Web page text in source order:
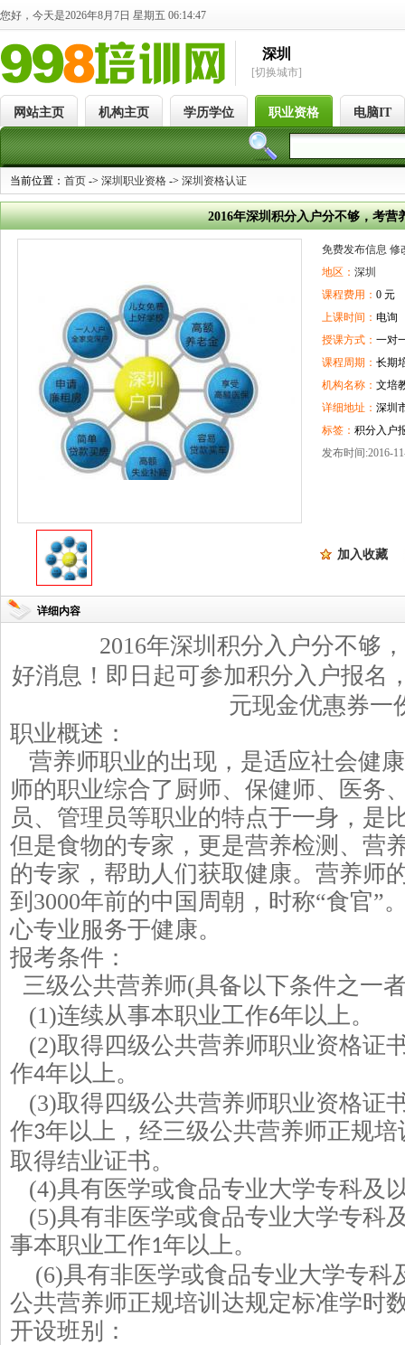
您好，今天是2026年8月7日 星期五 06:14:47
深圳
[切换城市]
网站主页 机构主页 学历学位 职业资格 电脑IT
当前位置： 首页 -> 深圳职业资格 -> 深圳资格认证
2016年深圳积分入户分不够，考营
免费发布信息 修
地区： 深圳
课程费用： 0 元
上课时间： 电询
授课方式： 一对
课程周期： 长期
机构名称： 文培
详细地址： 深圳
标签： 积分入户
发布时间:2016-
加入收藏
详细内容
2016年深圳积分入户分不够
好消息！即日起可参加积分入户报名
元现金优惠券一
职业概述：
营养师职业的出现，是适应社会健
师的职业综合了厨师、保健师、医务
员、管理员等职业的特点于一身，是
但是食物的专家，更是营养检测、营
的专家，帮助人们获取健康。营养师
到 3000年前的中国周朝，时称“食官”
心专业服务于健康。
报考条件：
三级公共营养师(具备以下条件之一
(1)连续从事本职业工作6年以上。
(2)取得四级公共营养师职业资格证
作4年以上。
(3)取得四级公共营养师职业资格证
作3年以上，经三级公共营养师正规
取得结业证书。
(4)具有医学或食品专业大学专科及
(5)具有非医学或食品专业大学专科
事本职业工作1年以上。
(6)具有非医学或食品专业大学专科
公共营养师正规培训达规定标准学时
开设班别：